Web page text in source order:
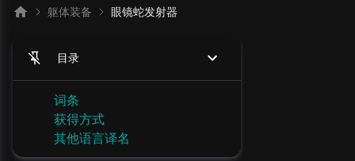
躯体装备 眼镜蛇发射器
目录
词条
获得方式
其他语言译名